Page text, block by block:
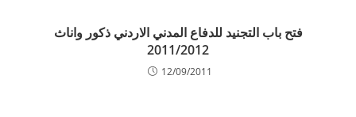
فتح باب التجنيد للدفاع المدني الاردني ذكور واناث
2011/2012
12/09/2011